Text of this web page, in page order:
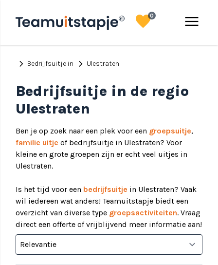
menu
favorite0
chevron_right Bedrijfsuitje in chevron_right Ulestraten
Bedrijfsuitje in de regio
Ulestraten
Ben je op zoek naar een plek voor een groepsuitje,
familie uitje of bedrijfsuitje in Ulestraten? Voor
kleine en grote groepen zijn er echt veel uitjes in
Ulestraten.
Is het tijd voor een bedrijfsuitje in Ulestraten? Vaak
wil iedereen wat anders! Teamuitstapje biedt een
overzicht van diverse type groepsactiviteiten. Vraag
direct een offerte of vrijblijvend meer informatie aan!